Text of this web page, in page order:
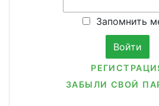
Запомнить
ЗАБЫЛИ СВОЙ